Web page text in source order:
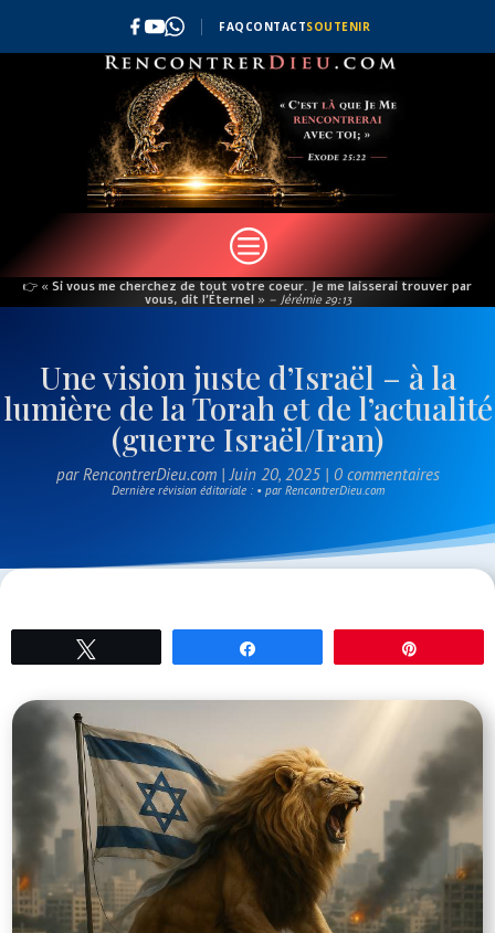
FAQ CONTACTSOUTENIR
c
👉 « Si vous me cherchez de tout votre coeur. Je me laisserai trouver par
vous, dit l’Éternel » – Jérémie 29:13
Une vision juste d’Israël – à la
lumière de la Torah et de l’actualité
(guerre Israël/Iran)
parRencontrerDieu.com|Juin 20, 2025| 0 commentaires
Dernière révision éditoriale : • par RencontrerDieu.com